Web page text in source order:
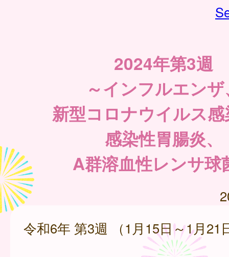
2024年第3週
～インフルエン
新型コロナウイルス
感染性胃腸炎、
A群溶血性レンサ球
令和6年 第3週 （1月15日～1月21